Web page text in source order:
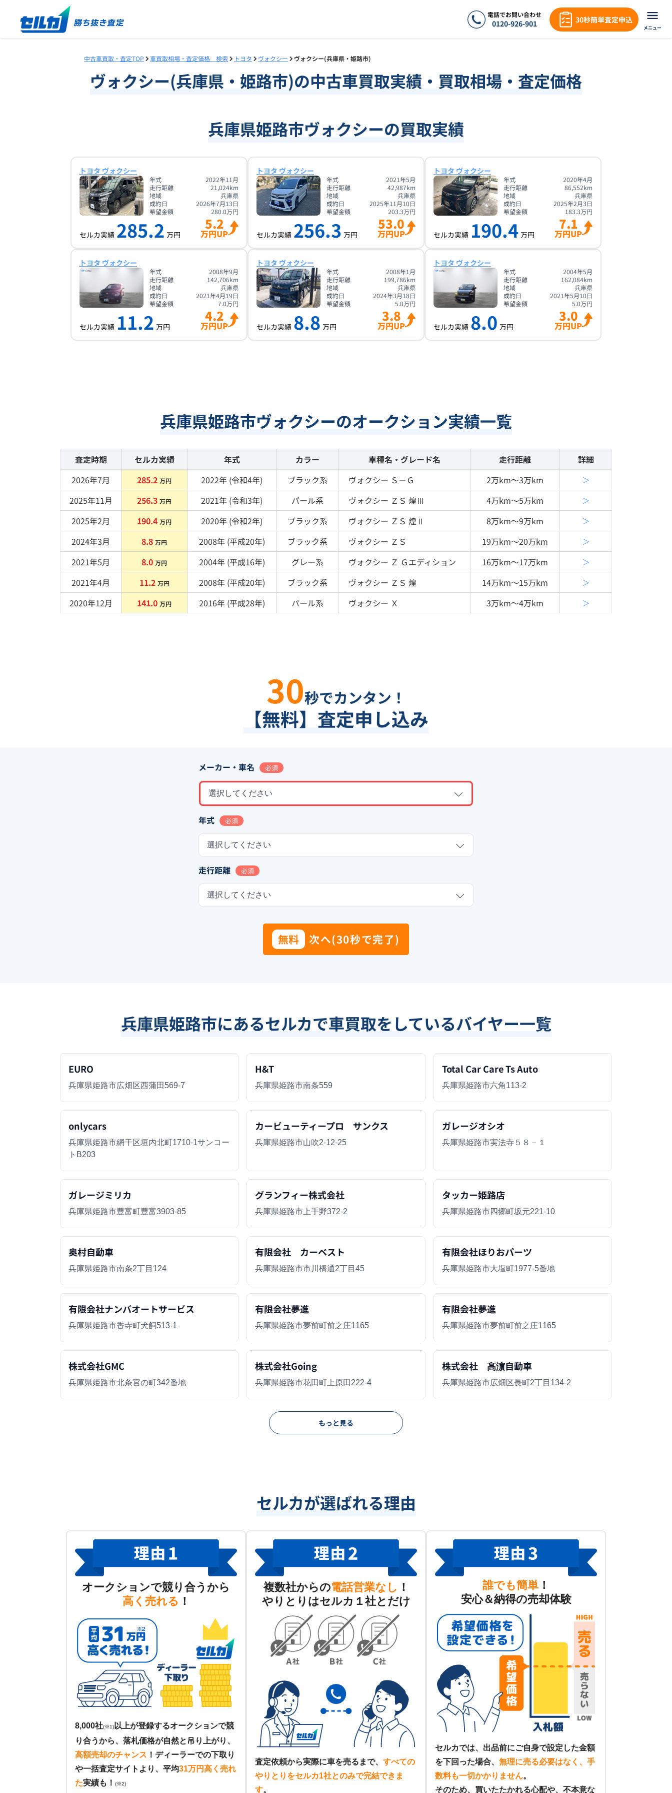
電話でお問い合わせ
0120-926-901 30秒簡単査定申込
メニュー
中古車買取・査定TOP 車買取相場・査定価格 検索 トヨタ ヴォクシー ヴォクシー(兵庫県・姫路市)
ヴォクシー(兵庫県 ・ 姫路市)の中古車買取実績・買取相場・査定価格
兵庫県姫路市ヴォクシーの買取実績
トヨタ ヴォクシー
年式
2022年11月
走行距離
21,024km
地域
兵庫県
成約日
2026年7月13日
希望金額
280.0万円
セルカ実績 285.2 万円
5.2
万円UP
トヨタ ヴォクシー
年式
2021年5月
走行距離
42,987km
地域
兵庫県
成約日
2025年11月10日
希望金額
203.3万円
セルカ実績 256.3 万円
53.0
万円UP
トヨタ ヴォクシー
年式
2020年4月
走行距離
86,552km
地域
兵庫県
成約日
2025年2月3日
希望金額
183.3万円
セルカ実績 190.4 万円
7.1
万円UP
トヨタ ヴォクシー
年式
2008年9月
走行距離
142,706km
地域
兵庫県
成約日
2021年4月19日
希望金額
7.0万円
セルカ実績 11.2 万円
4.2
万円UP
トヨタ ヴォクシー
年式
2008年1月
走行距離
199,786km
地域
兵庫県
成約日
2024年3月18日
希望金額
5.0万円
セルカ実績 8.8 万円
3.8
万円UP
トヨタ ヴォクシー
年式
2004年5月
走行距離
162,084km
地域
兵庫県
成約日
2021年5月10日
希望金額
5.0万円
セルカ実績 8.0 万円
3.0
万円UP
兵庫県姫路市ヴォクシーのオークション実績一覧
査定時期 セルカ実績 年式 カラー 車種名・グレード名 走行距離
詳細
2026年7月
285.2 万円 2022年 (令和4年) ブラック系 ヴォクシー Ｓ－Ｇ 2万km〜3万km
＞
2025年11月
256.3 万円 2021年 (令和3年) パール系 ヴォクシー ＺＳ 煌Ⅲ 4万km〜5万km
＞
2025年2月
190.4 万円 2020年 (令和2年) ブラック系 ヴォクシー ＺＳ 煌Ⅱ 8万km〜9万km
＞
2024年3月
8.8 万円 2008年 (平成20年) ブラック系 ヴォクシー ＺＳ 19万km〜20万km
＞
2021年5月
8.0 万円 2004年 (平成16年) グレー系 ヴォクシー Ｚ Ｇエディション 16万km〜17万km
＞
2021年4月
11.2 万円 2008年 (平成20年) ブラック系 ヴォクシー ＺＳ 煌 14万km〜15万km
＞
2020年12月
141.0 万円 2016年 (平成28年) パール系 ヴォクシー Ｘ 3万km〜4万km ＞
30秒でカンタン！
【無料】査定申し込み
メーカー・車名 必須
選択してください
年式 必須
選択してください
走行距離 必須
選択してください
無料 次へ(30秒で完了)
兵庫県姫路市にあるセルカで車買取をしているバイヤー一覧
EURO
兵庫県姫路市広畑区西蒲田569-7
H&T
兵庫県姫路市南条559
Total Car Care Ts Auto
兵庫県姫路市六角113-2
onlycars
兵庫県姫路市網干区垣内北町1710-1サンコー
トB203
カービューティープロ サンクス
兵庫県姫路市山吹2-12-25
ガレージオシオ
兵庫県姫路市実法寺５８－１
ガレージミリカ
兵庫県姫路市豊富町豊富3903-85
グランフィー株式会社
兵庫県姫路市上手野372-2
タッカー姫路店
兵庫県姫路市四郷町坂元221-10
奥村自動車
兵庫県姫路市南条2丁目124
有限会社 カーベスト
兵庫県姫路市市川橋通2丁目45
有限会社ほりおパーツ
兵庫県姫路市大塩町1977-5番地
有限会社ナンバオートサービス
兵庫県姫路市香寺町犬飼513-1
有限会社夢進
兵庫県姫路市夢前町前之庄1165
有限会社夢進
兵庫県姫路市夢前町前之庄1165
株式会社GMC
兵庫県姫路市北条宮の町342番地
株式会社Going
兵庫県姫路市花田町上原田222-4
株式会社 髙濵自動車
兵庫県姫路市広畑区長町2丁目134-2
もっと見る
セルカが選ばれる理由
オークションで競り合うから
高く売れる ！
8,000社(※1) 以上が登録するオークションで競
り合うから、落札価格が自然と吊り上がり、
高額売却のチャンス ！ ディーラーでの下取り
や一括査定サイトより、平均31万円高く売れ
た実績も！ (※2)
複数社からの電話営業なし ！
やりとりはセルカ１社とだけ
査定依頼から実際に車を売るまで、 すべての
やりとりをセルカ1社とのみで完結できま
す。
誰でも簡単 ！
安心＆納得の売却体験
セルカでは、出品前にご自身で設定した金額
を下回った場合、 無理に売る必要はなく、手
数料も一切かかりません。
そのため、買いたたかれる心配や、不本意な